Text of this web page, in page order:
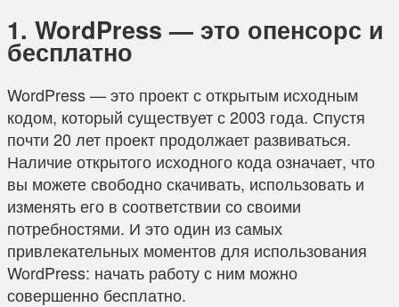
1. WordPress — это опенсорс и
бесплатно
WordPress — это проект с открытым исходным
кодом, который существует с 2003 года. Спустя
почти 20 лет проект продолжает развиваться.
Наличие открытого исходного кода означает, что
вы можете свободно скачивать, использовать и
изменять его в соответствии со своими
потребностями. И это один из самых
привлекательных моментов для использования
WordPress: начать работу с ним можно
совершенно бесплатно.